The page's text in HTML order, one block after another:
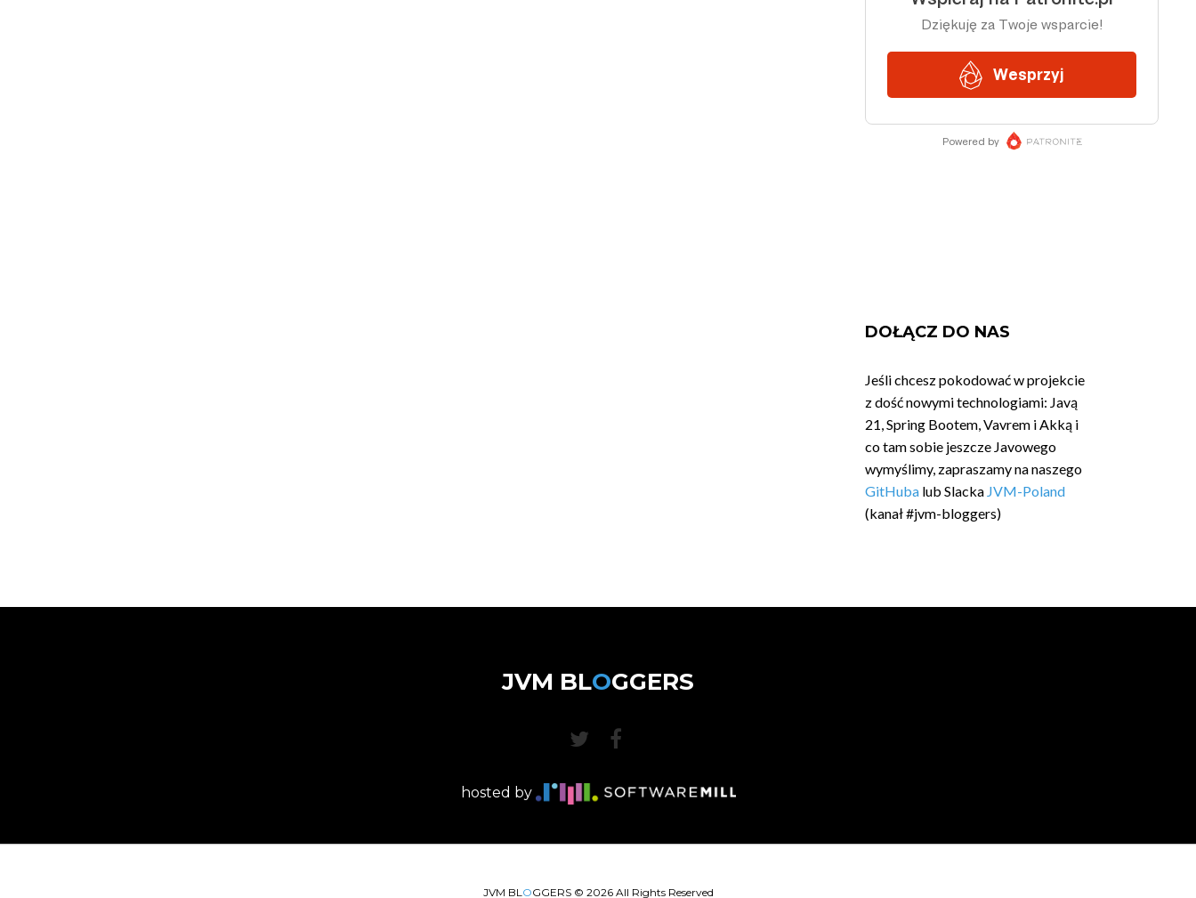
DOŁĄCZ DO NAS
Jeśli chcesz pokodować w projekcie
z dość nowymi technologiami: Javą
21, Spring Bootem, Vavrem i Akką i
co tam sobie jeszcze Javowego
wymyślimy, zapraszamy na naszego
GitHuba lub Slacka JVM-Poland
(kanał #jvm-bloggers)
JVM BLOGGERS
hosted by
JVM BLOGGERS © 2026All Rights Reserved